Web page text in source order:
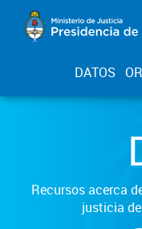
DATOS
Recursos acerca
justicia